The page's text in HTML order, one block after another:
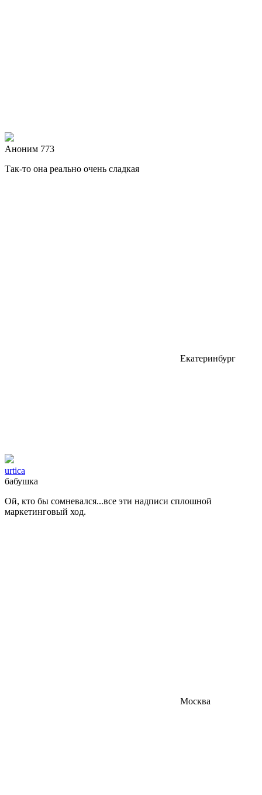
Аноним 773
Так-то она реально очень сладкая
Екатеринбург
urtica
бабушка
Ой, кто бы сомневался...все эти надписи сплошной
маркетинговый ход.
Москва